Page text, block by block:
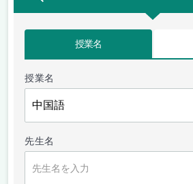
授業名
授業名
先生名